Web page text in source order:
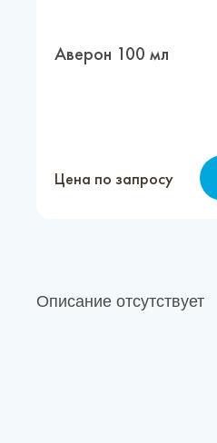
Аверон 100 мл
Цена по запросу
Описание отсутствует